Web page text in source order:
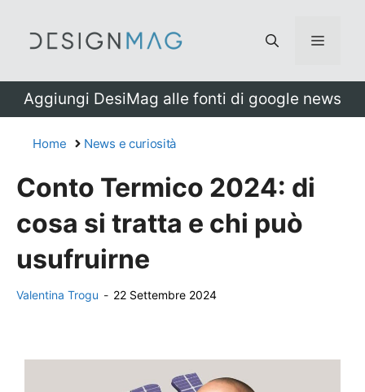
Menu
Aggiungi DesiMag alle fonti di google news
Home News e curiosità
Conto Termico 2024: di
cosa si tratta e chi può
usufruirne
Valentina Trogu - 22 Settembre 2024